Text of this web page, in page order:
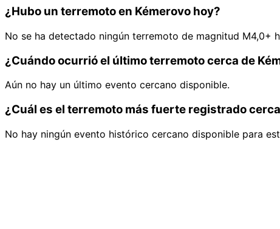
¿Hubo un terremoto en Kémerovo hoy?
No se ha detectado ningún terremoto de magnitud M4,0+
¿Cuándo ocurrió el último terremoto cerca de
Aún no hay un último evento cercano disponible.
¿Cuál es el terremoto más fuerte registrado
No hay ningún evento histórico cercano disponible para